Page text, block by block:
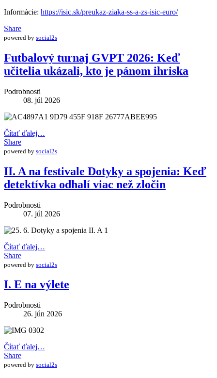
Informácie: https://isic.sk/preukaz-ziaka-ss-a-zs-isic-euro/
Share
powered by social2s
Futbalový turnaj GVPT 2026: Keď
učitelia ukázali, kto je pánom ihriska
Podrobnosti
08. júl 2026
Čítať ďalej…
Share
powered by social2s
II. A na festivale Dotyky a spojenia: Keď
detektívka odhalí viac než zločin
Podrobnosti
07. júl 2026
Čítať ďalej…
Share
powered by social2s
I. E na výlete
Podrobnosti
26. jún 2026
Čítať ďalej…
Share
powered by social2s